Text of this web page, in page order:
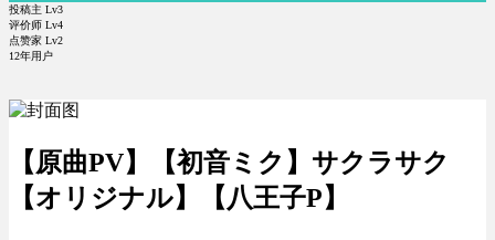
投稿主 Lv3
评价师 Lv4
点赞家 Lv2
12年用户
【原曲PV】【初音ミク】サクラサク
【オリジナル】【八王子P】